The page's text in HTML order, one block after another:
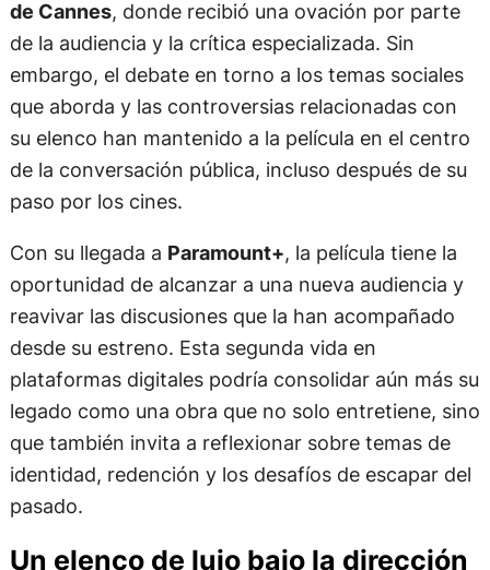
de Cannes, donde recibió una ovación por parte
de la audiencia y la crítica especializada. Sin
embargo, el debate en torno a los temas sociales
que aborda y las controversias relacionadas con
su elenco han mantenido a la película en el centro
de la conversación pública, incluso después de su
paso por los cines.
Con su llegada a Paramount+, la película tiene la
oportunidad de alcanzar a una nueva audiencia y
reavivar las discusiones que la han acompañado
desde su estreno. Esta segunda vida en
plataformas digitales podría consolidar aún más su
legado como una obra que no solo entretiene, sino
que también invita a reflexionar sobre temas de
identidad, redención y los desafíos de escapar del
pasado.
Un elenco de lujo bajo la dirección